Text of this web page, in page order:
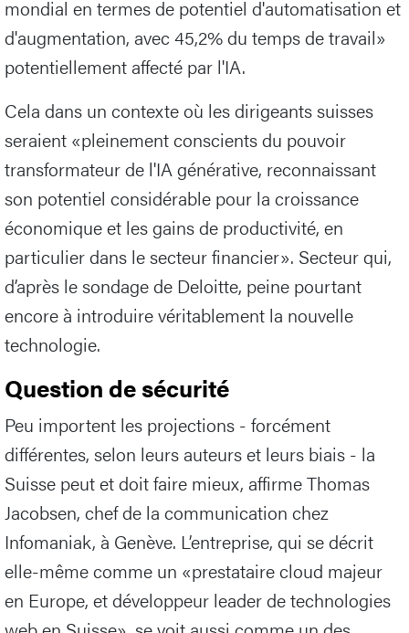
mondial en termes de potentiel d'automatisation et
d'augmentation, avec 45,2% du temps de travail»
potentiellement affecté par l'IA.
Cela dans un contexte où les dirigeants suisses
seraient «pleinement conscients du pouvoir
transformateur de l'IA générative, reconnaissant
son potentiel considérable pour la croissance
économique et les gains de productivité, en
particulier dans le secteur financier». Secteur qui,
d’après le sondage de Deloitte, peine pourtant
encore à introduire véritablement la nouvelle
technologie.
Question de sécurité
Peu importent les projections - forcément
différentes, selon leurs auteurs et leurs biais - la
Suisse peut et doit faire mieux, affirme Thomas
Jacobsen, chef de la communication chez
Infomaniak, à Genève. L’entreprise, qui se décrit
elle-même comme un «prestataire cloud majeur
en Europe, et développeur leader de technologies